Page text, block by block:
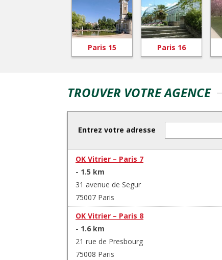
Paris 15 Paris 16
TROUVER VOTRE AGENCE
Entrez votre adresse
OK Vitrier – Paris 7
- 1.5 km
31 avenue de Segur
75007 Paris
OK Vitrier – Paris 8
- 1.6 km
21 rue de Presbourg
75008 Paris